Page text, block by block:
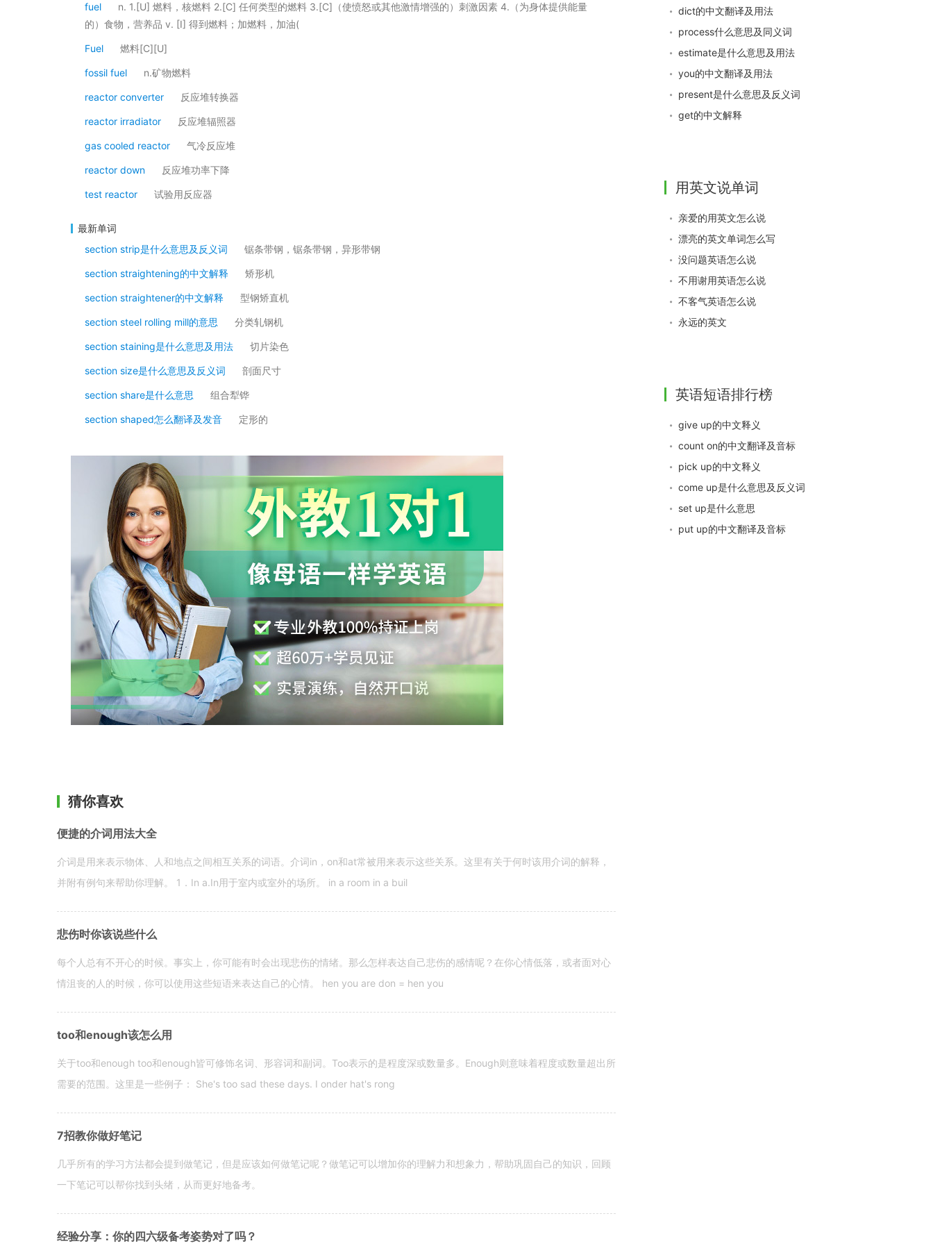
fuel
n. 1.[U] 燃料，核燃料 2.[C] 任何类型的燃料 3.[C]（使愤怒或其他激情增强的）刺激因素 4.（为身体提供能量
的）食物，营养品 v. [I] 得到燃料；加燃料，加油(
Fuel 燃料[C][U]
fossil fuel n.矿物燃料
reactor converter 反应堆转换器
reactor irradiator 反应堆辐照器
gas cooled reactor 气冷反应堆
reactor down 反应堆功率下降
test reactor 试验用反应器
最新单词
section strip是什么意思及反义词
锯条带钢，锯条带钢，异形带钢
section straightening的中文解释 矫形机
section straightener的中文解释 型钢矫直机
section steel rolling mill的意思 分类轧钢机
section staining是什么意思及用法 切片染色
section size是什么意思及反义词 剖面尺寸
section share是什么意思 组合犁铧
section shaped怎么翻译及发音 定形的
猜你喜欢
便捷的介词用法大全
介词是用来表示物体、人和地点之间相互关系的词语。介词in，on和at常被用来表示这些关系。这里有关于何时该用介词的解释，
并附有例句来帮助你理解。 1．In a.In用于室内或室外的场所。 in a room in a buil
悲伤时你该说些什么
每个人总有不开心的时候。事实上，你可能有时会出现悲伤的情绪。那么怎样表达自己悲伤的感情呢？在你心情低落，或者面对心
情沮丧的人的时候，你可以使用这些短语来表达自己的心情。 hen you are don = hen you
too和enough该怎么用
关于too和enough too和enough皆可修饰名词、形容词和副词。Too表示的是程度深或数量多。Enough则意味着程度或数量超出所
需要的范围。这里是一些例子： She's too sad these days. I onder hat's rong
7招教你做好笔记
几乎所有的学习方法都会提到做笔记，但是应该如何做笔记呢？做笔记可以增加你的理解力和想象力，帮助巩固自己的知识，回顾
一下笔记可以帮你找到头绪，从而更好地备考。
经验分享：你的四六级备考姿势对了吗？
dict的中文翻译及用法
process什么意思及同义词
estimate是什么意思及用法
you的中文翻译及用法
present是什么意思及反义词
get的中文解释
用英文说单词
亲爱的用英文怎么说
漂亮的英文单词怎么写
没问题英语怎么说
不用谢用英语怎么说
不客气英语怎么说
永远的英文
英语短语排行榜
give up的中文释义
count on的中文翻译及音标
pick up的中文释义
come up是什么意思及反义词
set up是什么意思
put up的中文翻译及音标